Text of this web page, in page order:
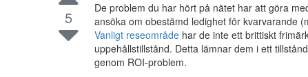
5
De problem du har hört på nätet har att göra
ansöka om obestämd ledighet för kvarvarande
Vanligt reseområde har de inte ett brittiskt
uppehållstillstånd. Detta lämnar dem i ett
genom ROI-problem.